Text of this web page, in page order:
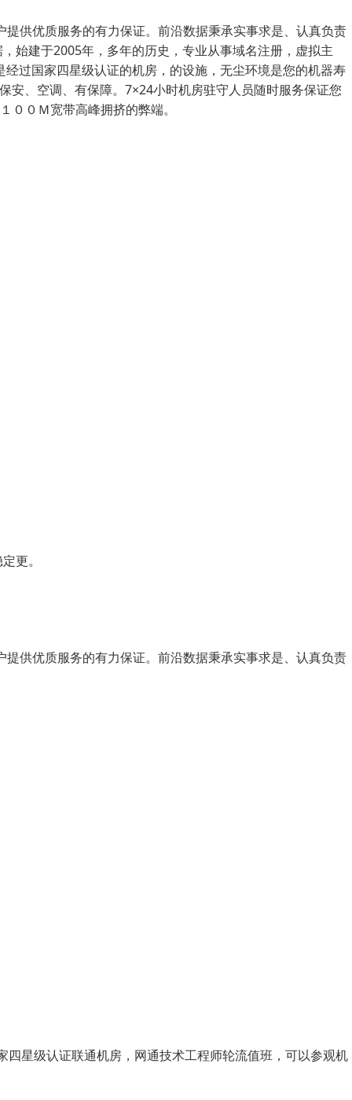
供优质服务的有力保证。前沿数据秉承实事求是、认真负责
始建于2005年，多年的历史，专业从事域名注册，虚拟主
过国家四星级认证的机房，的设施，无尘环境是您的机器寿
安、空调、有保障。7×24小时机房驻守人员随时服务保证您
０Ｍ宽带高峰拥挤的弊端。
更。
供优质服务的有力保证。前沿数据秉承实事求是、认真负责
星级认证联通机房，网通技术工程师轮流值班，可以参观机